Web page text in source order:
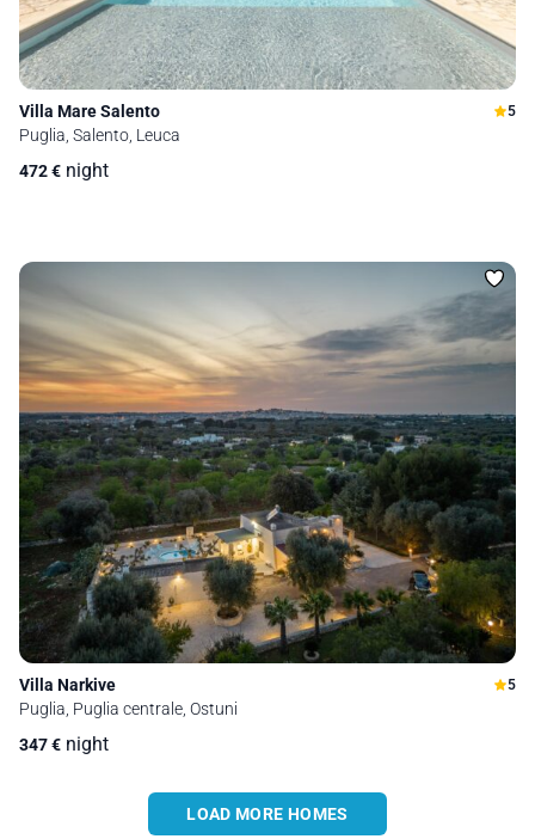
Villa Mare Salento 5
Puglia, Salento, Leuca
472€ night
Villa Narkive 5
Puglia, Puglia centrale, Ostuni
347€ night
LOAD MORE HOMES